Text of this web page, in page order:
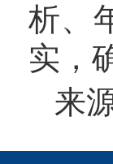
析、
实，
来